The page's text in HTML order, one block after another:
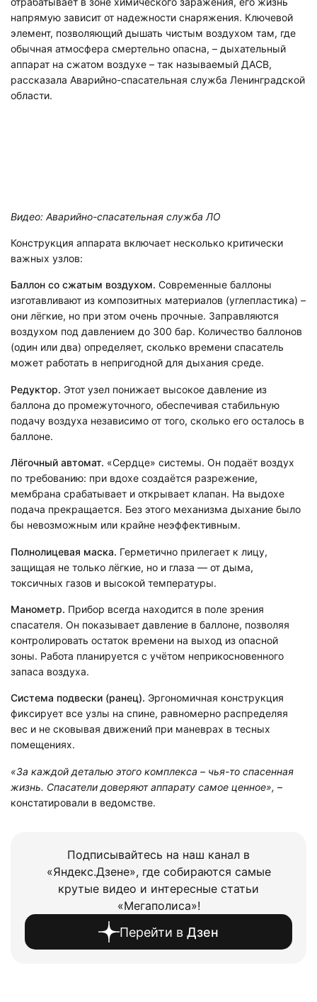
напрямую зависит от надежности снаряжения. Ключевой
элемент, позволяющий дышать чистым воздухом там, где
обычная атмосфера смертельно опасна, – дыхательный
аппарат на сжатом воздухе – так называемый ДАСВ,
рассказала Аварийно-спасательная служба Ленинградской
области.
Видео: Аварийно-спасательная служба ЛО
Конструкция аппарата включает несколько критически
важных узлов:
Баллон со сжатым воздухом. Современные баллоны
изготавливают из композитных материалов (углепластика) –
они лёгкие, но при этом очень прочные. Заправляются
воздухом под давлением до 300 бар. Количество баллонов
(один или два) определяет, сколько времени спасатель
может работать в непригодной для дыхания среде.
Редуктор. Этот узел понижает высокое давление из
баллона до промежуточного, обеспечивая стабильную
подачу воздуха независимо от того, сколько его осталось в
баллоне.
Лёгочный автомат. «Сердце» системы. Он подаёт воздух
по требованию: при вдохе создаётся разрежение,
мембрана срабатывает и открывает клапан. На выдохе
подача прекращается. Без этого механизма дыхание было
бы невозможным или крайне неэффективным.
Полнолицевая маска. Герметично прилегает к лицу,
защищая не только лёгкие, но и глаза — от дыма,
токсичных газов и высокой температуры.
Манометр. Прибор всегда находится в поле зрения
спасателя. Он показывает давление в баллоне, позволяя
контролировать остаток времени на выход из опасной
зоны. Работа планируется с учётом неприкосновенного
запаса воздуха.
Система подвески (ранец). Эргономичная конструкция
фиксирует все узлы на спине, равномерно распределяя
вес и не сковывая движений при маневрах в тесных
помещениях.
«За каждой деталью этого комплекса – чья-то спасенная
жизнь. Спасатели доверяют аппарату самое ценное», –
констатировали в ведомстве.
Подписывайтесь на наш канал в
«Яндекс.Дзене», где собираются самые
крутые видео и интересные статьи
«Мегаполиса»!
Перейти в Дзен